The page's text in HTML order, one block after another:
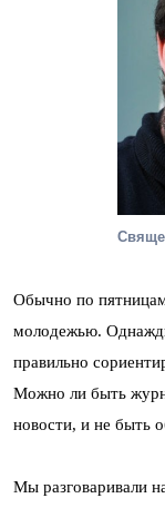
Обычно по
молодежью.
правильно
Можно ли быть
новости, и не быть
Мы разговаривали